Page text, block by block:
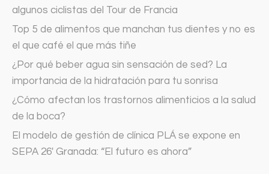
algunos ciclistas del Tour de Francia
Top 5 de alimentos que manchan tus dientes y no es
el que café el que más tiñe
¿Por qué beber agua sin sensación de sed? La
importancia de la hidratación para tu sonrisa
¿Cómo afectan los trastornos alimenticios a la salud
de la boca?
El modelo de gestión de clínica PLÁ se expone en
SEPA 26′ Granada: “El futuro es ahora”